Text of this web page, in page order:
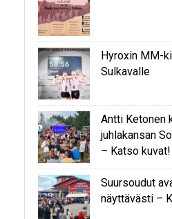
Hyroxin MM-
Sulkavalle
Antti Ketonen
juhlakansan
– Katso kuvat!
Suursoudut
näyttävästi –